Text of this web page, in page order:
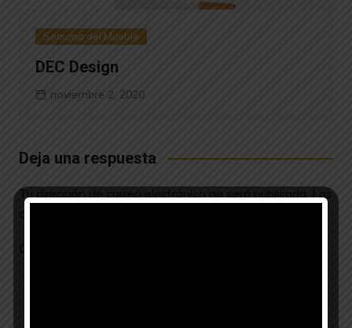
Semana del Mueble
DEC Design
noviembre 2, 2020
Deja una respuesta
Tu dirección de correo electrónico no será publicada.
Los
campos obligatorios están marcados con
Comentario